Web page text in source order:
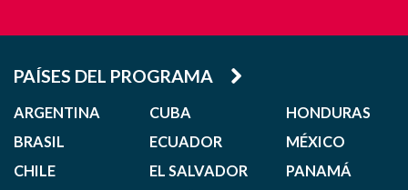
PAÍSES DEL PROGRAMA
ARGENTINA
BRASIL
CHILE
CUBA
ECUADOR
EL SALVADOR
HONDURAS
MÉXICO
PANAMÁ